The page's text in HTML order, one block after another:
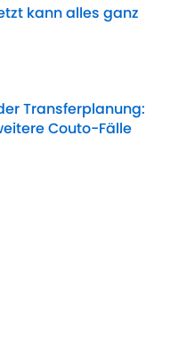
kann alles ganz
Date
Transferplanung:
Couto-Fälle